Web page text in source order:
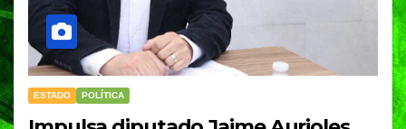
ESTADO POLÍTICA